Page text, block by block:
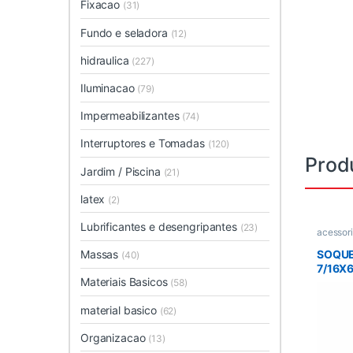
7/
Fixacao (31)
Fundo e seladora (12)
hidraulica (227)
Iluminacao (79)
Impermeabilizantes (74)
Interruptores e Tomadas (120)
Jardim / Piscina (21)
latex (2)
Lubrificantes e desengripantes (23)
Massas (40)
Materiais Basicos (58)
material basico (62)
Organizacao (13)